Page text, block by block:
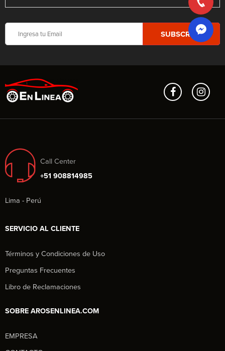
Call Center
+51 908814985
Lima - Perú
SERVICIO AL CLIENTE
Términos y Condiciones de Uso
Preguntas Frecuentes
Libro de Reclamaciones
SOBRE AROSENLINEA.COM
EMPRESA